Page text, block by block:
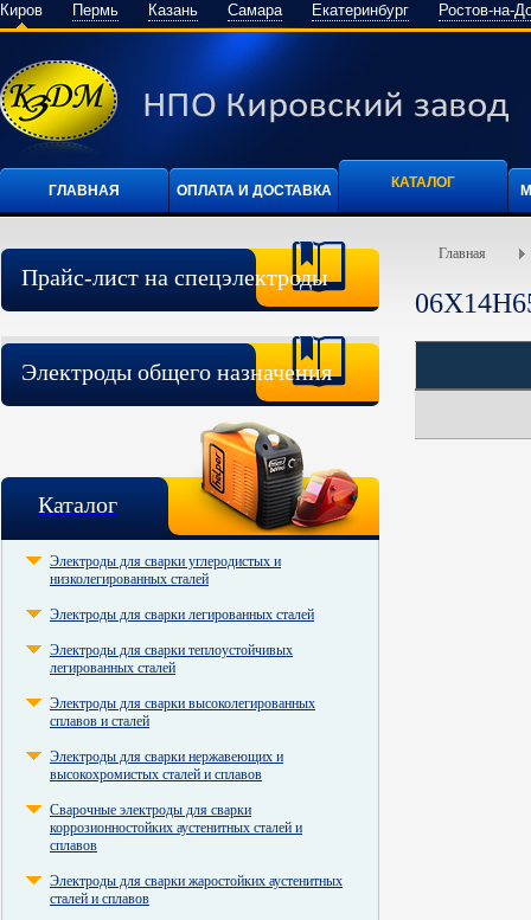
Киров Пермь Казань Самара Екатеринбург Ростов-на-
ГЛАВНАЯ ОПЛАТА И ДОСТАВКА КАТАЛОГ
Прайс-лист на спецэлектроды
Электроды общего назначения
Каталог
Электроды для сварки углеродистых и
низколегированных сталей
Электроды для сварки легированных сталей
Электроды для сварки теплоустойчивых
легированных сталей
Электроды для сварки высоколегированных
сплавов и сталей
Электроды для сварки нержавеющих и
высокохромистых сталей и сплавов
Сварочные электроды для сварки
коррозионностойких аустенитных сталей и
сплавов
Электроды для сварки жаростойких аустенитных
сталей и сплавов
Главная